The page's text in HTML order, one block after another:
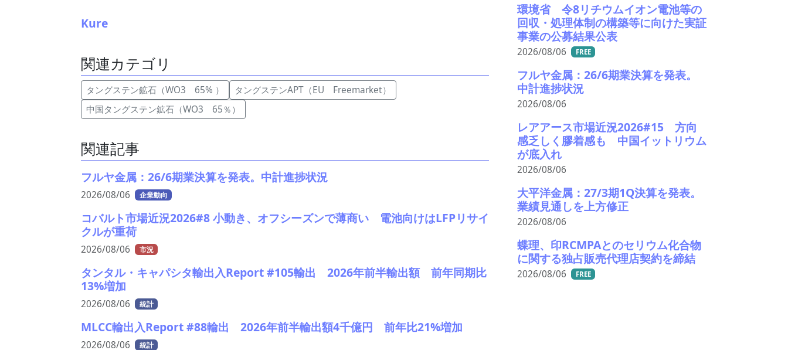
Kure
関連カテゴリ
タングステン鉱石（WO3 65% ）
タングステンAPT（EU Freemarket）
中国タングステン鉱石（WO3 65％）
関連記事
フルヤ金属：26/6期業決算を発表。中計進捗状況
2026/08/06 企業動向
コバルト市場近況2026#8 小動き、オフシーズンで薄商い 電池向けはLFPリサイ
クルが重荷
2026/08/06 市況
タンタル・キャパシタ輸出入Report #105輸出 2026年前半輸出額 前年同期比
13%増加
2026/08/06 統計
MLCC輸出入Report #88輸出 2026年前半輸出額4千億円 前年比21%増加
2026/08/06 統計
環境省 令8リチウムイオン電池等の
回収・処理体制の構築等に向けた実証
事業の公募結果公表
2026/08/06 FREE
フルヤ金属：26/6期業決算を発表。
中計進捗状況
2026/08/06
レアアース市場近況2026#15 方向
感乏しく膠着感も 中国イットリウム
が底入れ
2026/08/06
大平洋金属：27/3期1Q決算を発表。
業績見通しを上方修正
2026/08/06
蝶理、印RCMPAとのセリウム化合物
に関する独占販売代理店契約を締結
2026/08/06 FREE